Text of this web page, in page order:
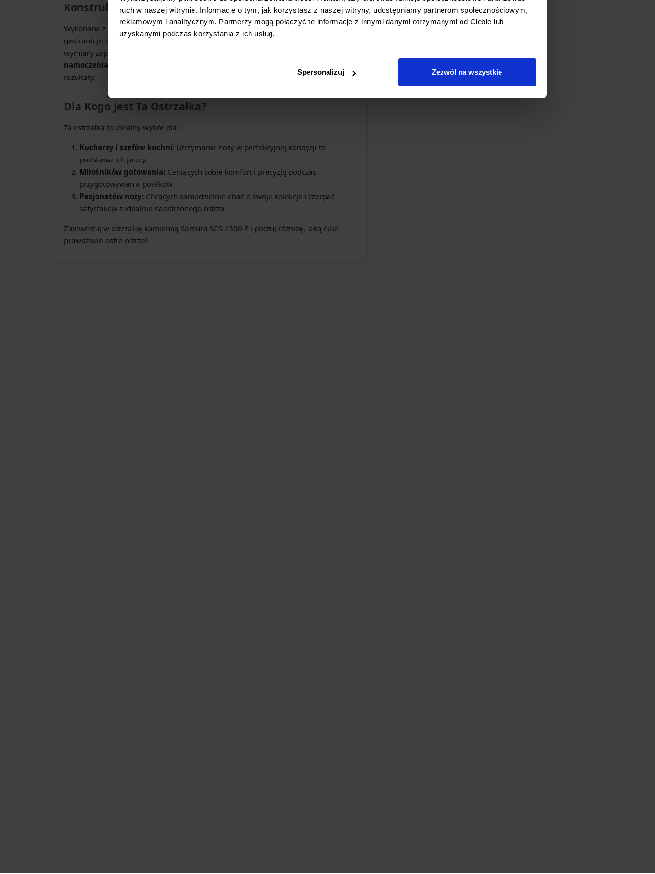
ruch w naszej witrynie. Informacje o tym, jak korzystasz z naszej witryny, udostępniamy partnerom społecznościowym,
reklamowym i analitycznym. Partnerzy mogą połączyć te informacje z innymi danymi otrzymanymi od Ciebie lub
uzyskanymi podczas korzystania z ich usług.
Spersonalizuj Zezwól na wszystkie
Konstrukcja i Materiał
Wykonana z wysokiej jakości syntetycznego korundu
, ostrzałka Samura SCS-2500-F
gwarantuje niezawodność i długowieczność. Jej solidna konstrukcja oraz optymalne
wymiary zapewniają komfortowe i stabilne ostrzenie. Przed użyciem kamień wymaga
namoczenia w wodzie
rezultaty.
Dla Kogo Jest Ta Ostrzałka?
Ta ostrzałka to idealny wybór dla:
Kucharzy i szefów kuchni: Utrzymanie noży w perfekcyjnej kondycji to
podstawa ich pracy.
Miłośników gotowania: Ceniących sobie komfort i precyzję podczas
przygotowywania posiłków.
Pasjonatów noży: Chcących samodzielnie dbać o swoje kolekcje i czerpać
satysfakcję z idealnie naostrzonego ostrza.
Zainwestuj w ostrzałkę kamienną Samura SCS-2500-F i poczuj różnicę, jaką daje
prawdziwie ostre ostrze!